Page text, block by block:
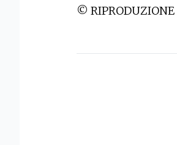
© RIPRODUZIONE